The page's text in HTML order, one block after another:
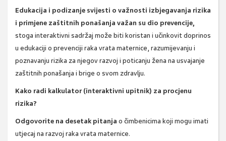
Edukacija i podizanje svijesti o važnosti izbjegavanja rizika
i primjene zaštitnih ponašanja važan su dio prevencije,
stoga interaktivni sadržaj može biti koristan i učinkovit doprinos
u edukaciji o prevenciji raka vrata maternice, razumijevanju i
poznavanju rizika za njegov razvoj i poticanju žena na usvajanje
zaštitnih ponašanja i brige o svom zdravlju.
Kako radi kalkulator (interaktivni upitnik) za procjenu
rizika?
Odgovorite na desetak pitanja o čimbenicima koji mogu imati
utjecaj na razvoj raka vrata maternice.